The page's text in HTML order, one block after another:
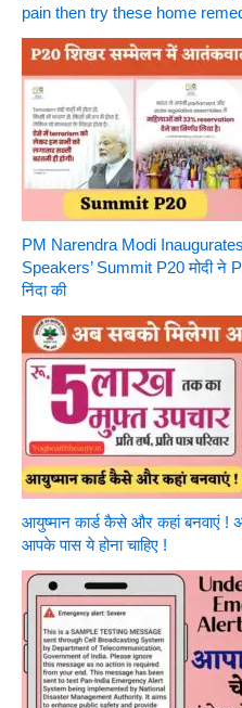
pain then try these home
PM Narendra Modi
Speakers’ Summit P20 मोदी ने
निंदा की
आयुष्मान कार्ड कैसे और कहां बनवाएं !
आपके पास ये होना चाहिए !